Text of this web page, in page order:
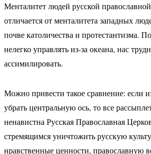
Менталитет людей русской
отличается от менталитета западных
почве католичества и протестантизма.
нелегко управлять из-за океана, нас
ассимилировать.
Можно привести такое сравнение: если
убрать центральную ось, то все
ненавистна Русская Православная
стремящимся уничтожить русскую
нравственные ценности, православную